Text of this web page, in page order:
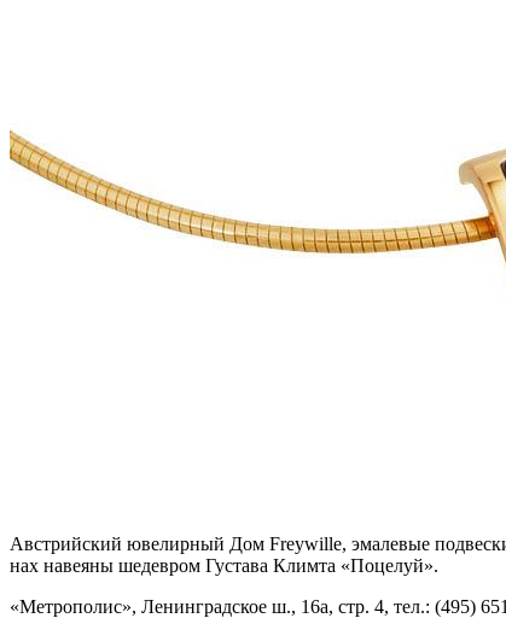
Австрий­ский юве­лир­ный Дом Freywille, эмале­вые
нах на­ве­я­ны ше­дев­ром Густава Климта «Поцелуй».
«Метропо­лис», Ленинград­ское ш., 16а, стр. 4, тел.: (495)